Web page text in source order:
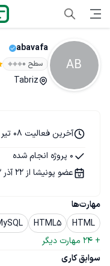
AB
abavafa
سطح ۰
Tabriz
مهارت‌ها
HTML
HTML5
+
24 مهارت دیگر
سوابق کاری
آخرین فعالیت 08 تیر 1396
0 پروژه انجام شده
عضو پونیشا از 22 آذر 1393